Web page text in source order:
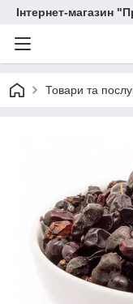
Інтернет-магазин
Товари та